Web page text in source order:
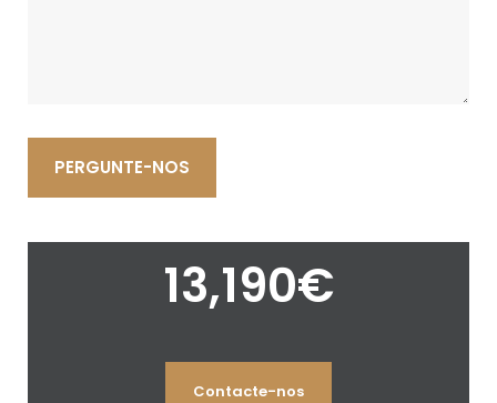
PERGUNTE-NOS
13,190€
Contacte-nos